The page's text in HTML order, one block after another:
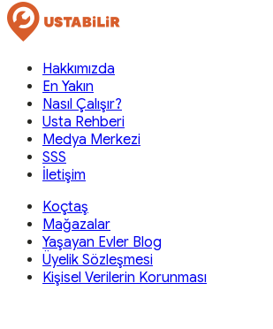
Hakkımızda
En Yakın
Nasıl Çalışır?
Usta Rehberi
Medya Merkezi
SSS
İletişim
Koçtaş
Mağazalar
Yaşayan Evler Blog
Üyelik Sözleşmesi
Kişisel Verilerin Korunması